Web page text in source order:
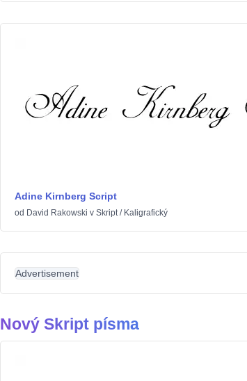
Adine Kirnberg Script
od David Rakowski v Skript/ Kaligrafický
Advertisement
Nový Skript písma